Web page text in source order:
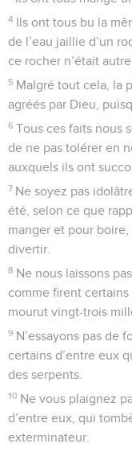
4 Ils ont tous bu la
de l’eau jaillie d’un
ce rocher n’était
5 Malgré tout cela, la
agréés par Dieu,
6 Tous ces faits nous
de ne pas tolérer en
auxquels ils ont
7 Ne soyez pas
été, selon ce que
manger et pour
divertir.
8 Ne nous laissons
comme firent
mourut vingt-trois
9 N’essayons pas de
certains d’entre eux
des serpents.
10 Ne vous plaignez
d’entre eux, qui
exterminateur.